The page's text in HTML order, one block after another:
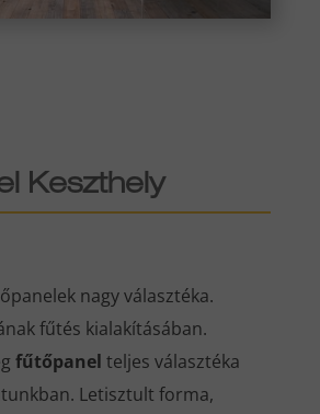
Keszthely
nagy választéka.
fűtés kialakításában.
fűtőpanel teljes választéka
Letisztult forma,